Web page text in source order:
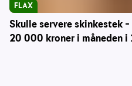
Skulle servere skinkestek
20 000 kroner i måneden i
FLAX